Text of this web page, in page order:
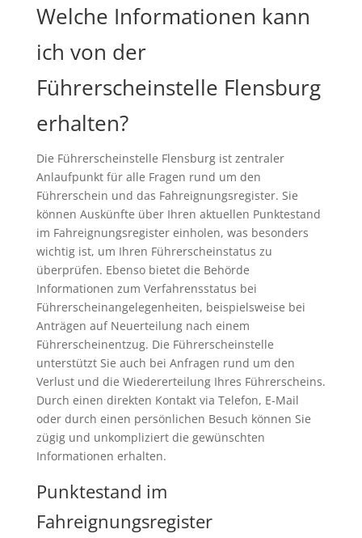
Welche Informationen kann
ich von der
Führerscheinstelle Flensburg
erhalten?
Die Führerscheinstelle Flensburg ist zentraler
Anlaufpunkt für alle Fragen rund um den
Führerschein und das Fahreignungsregister. Sie
können Auskünfte über Ihren aktuellen Punktestand
im Fahreignungsregister einholen, was besonders
wichtig ist, um Ihren Führerscheinstatus zu
überprüfen. Ebenso bietet die Behörde
Informationen zum Verfahrensstatus bei
Führerscheinangelegenheiten, beispielsweise bei
Anträgen auf Neuerteilung nach einem
Führerscheinentzug. Die Führerscheinstelle
unterstützt Sie auch bei Anfragen rund um den
Verlust und die Wiedererteilung Ihres Führerscheins.
Durch einen direkten Kontakt via Telefon, E-Mail
oder durch einen persönlichen Besuch können Sie
zügig und unkompliziert die gewünschten
Informationen erhalten.
Punktestand im
Fahreignungsregister